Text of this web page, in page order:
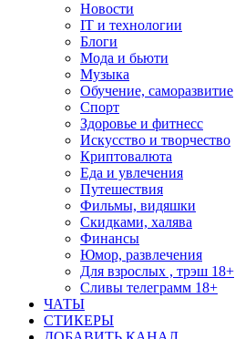
Новости
IT и технологии
Блоги
Мода и бьюти
Музыка
Обучение, саморазвитие
Спорт
Здоровье и фитнесс
Искусство и творчество
Криптовалюта
Еда и увлечения
Путешествия
Фильмы, видяшки
Скидками, халява
Финансы
Юмор, развлечения
Для взрослых , трэш 18+
Сливы телеграмм 18+
ЧАТЫ
СТИКЕРЫ